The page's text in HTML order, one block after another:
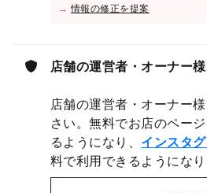
→情報の修正を提案
店舗の運営者・オーナー
店舗の運営者・オーナー
さい。無料でお店のペー
るようになり、 インスタ
料で利用できるようになり